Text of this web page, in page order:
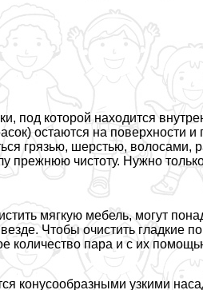
под которой находится
остаются на поверхности
грязью, шерстью,
прежнюю чистоту. Нужно
мягкую мебель, могут
Чтобы очистить гладкие
количество пара и с их
конусообразными узкими